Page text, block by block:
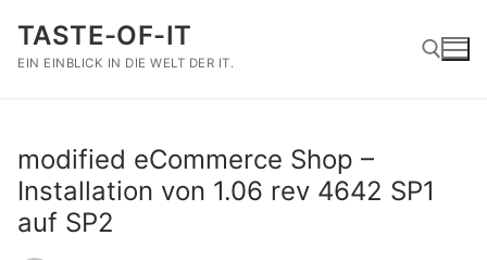
Inhalt
springen
TASTE-OF-IT
EIN EINBLICK IN DIE WELT DER IT.
modified eCommerce Shop –
Installation von 1.06 rev 4642 SP1
auf SP2